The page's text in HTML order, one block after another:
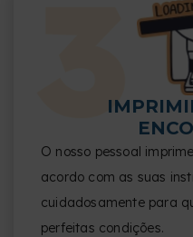
O nosso pessoal
acordo com as suas
cuidadosamente para
perfeitas condições.